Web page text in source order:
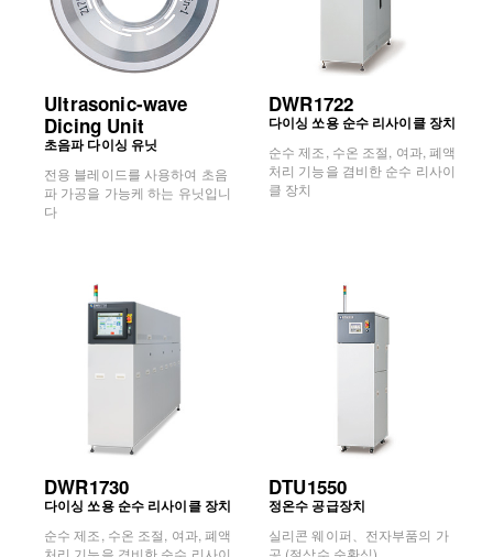
Ultrasonic-wave
Dicing Unit
초음파 다이싱 유닛
전용 블레이드를 사용하여 초음
파 가공을 가능케 하는 유닛입니
다
DWR1722
다이싱 쏘용 순수 리사이클 장치
순수 제조, 수온 조절, 여과, 폐액
처리 기능을 겸비한 순수 리사이
클 장치
DWR1730
다이싱 쏘용 순수 리사이클 장치
순수 제조, 수온 조절, 여과, 폐액
처리 기능을 겸비한 순수 리사이
DTU1550
정온수 공급장치
실리콘 웨이퍼、전자부품의 가
공 (절삭수 순환식)